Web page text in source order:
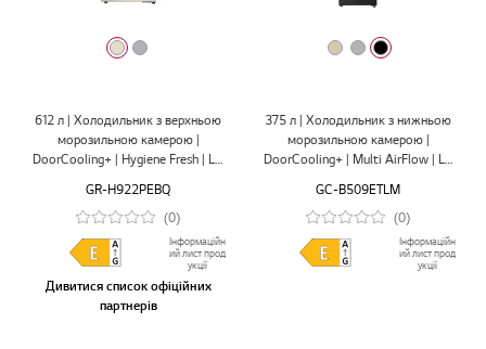
Бежевий
Графіт
612 л | Холодильник з верхньою
морозильною камерою |
DoorCooling+ | Hygiene Fresh | LG
GR-H922PEBQ
(0)
Інформаційн
ий лист прод
укції
Дивитися список офіційних
партнерів
Бежевий
Сріблястий
Чорний
375 л | Холодильник з нижньою
морозильною камерою |
DoorCooling+ | Multi AirFlow | LG
GC-B509ETLM
(0)
Інформаційн
ий лист прод
укції